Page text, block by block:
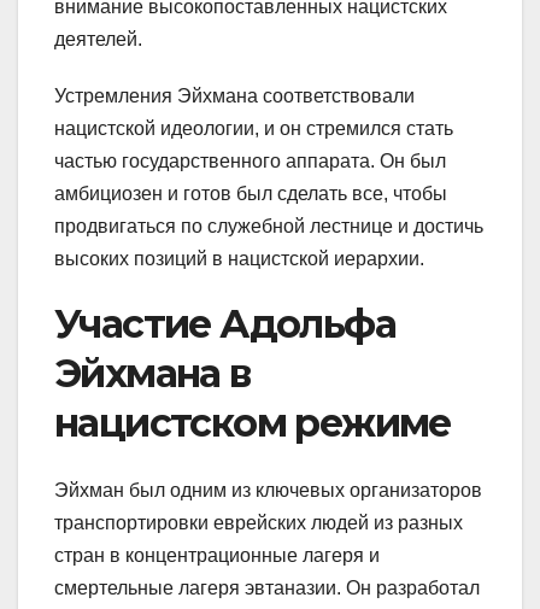
внимание высокопоставленных нацистских
деятелей.
Устремления Эйхмана соответствовали
нацистской идеологии, и он стремился стать
частью государственного аппарата. Он был
амбициозен и готов был сделать все, чтобы
продвигаться по служебной лестнице и достичь
высоких позиций в нацистской иерархии.
Участие Адольфа
Эйхмана в
нацистском режиме
Эйхман был одним из ключевых организаторов
транспортировки еврейских людей из разных
стран в концентрационные лагеря и
смертельные лагеря эвтаназии. Он разработал